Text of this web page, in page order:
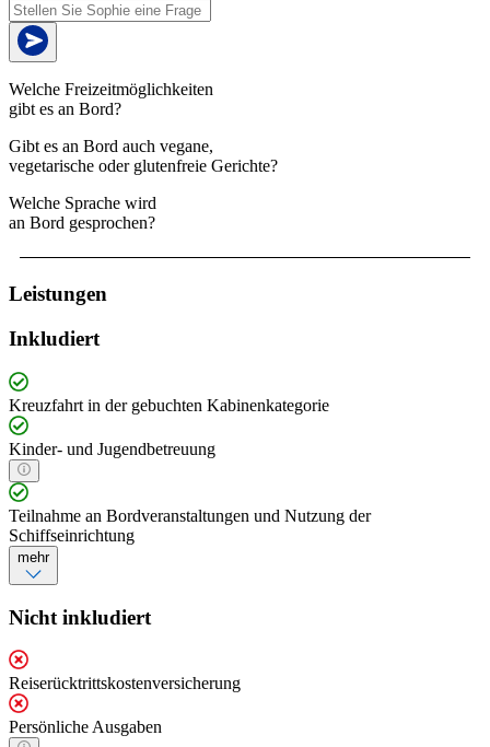
Welche Freizeitmöglichkeiten
gibt es an Bord?
Gibt es an Bord auch vegane,
vegetarische oder glutenfreie Gerichte?
Welche Sprache wird
an Bord gesprochen?
Leistungen
Inkludiert
Kreuzfahrt in der gebuchten Kabinenkategorie
Kinder- und Jugendbetreuung
Teilnahme an Bordveranstaltungen und Nutzung der
Schiffseinrichtung
mehr
Nicht inkludiert
Reiserücktrittskostenversicherung
Persönliche Ausgaben